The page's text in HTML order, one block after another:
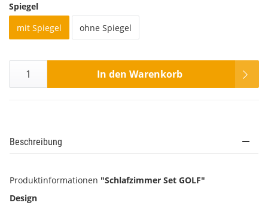
Spiegel
mit Spiegel
ohne Spiegel
In den Warenkorb
Beschreibung
Produktinformationen "Schlafzimmer Set GOLF"
Design